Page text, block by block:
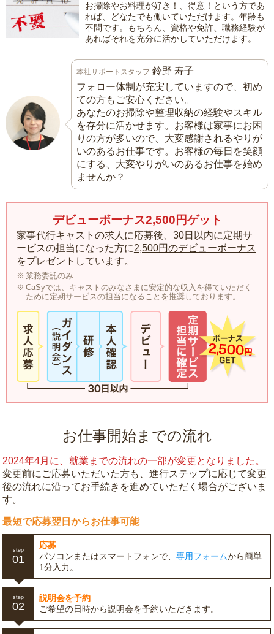
お掃除やお料理が好き！、得意！という方であ
れば、どなたでも働いていただけます。年齢も
不問です。もちろん、資格や免許、職務経験が
あればそれを充分に活かしていただけます。
本社サポートスタッフ 鈴野 寿子
フォロー体制が充実していますので、初め
ての方もご安心ください。
あなたのお掃除や整理収納の経験やスキル
を存分に活かせます。お客様は家事にお困
りの方が多いので、大変感謝されるやりが
いのあるお仕事です。お客様の毎日を笑顔
にする、大変やりがいのあるお仕事を始め
ませんか？
デビューボーナス2,500円ゲット
家事代行キャストの求人に応募後、30日以内に定期サ
ービスの担当になった方に2,500円のデビューボーナス
をプレゼント しています。
業務委託のみ
CaSyでは、キャストのみなさまに安定的な収入を得ていただく
ために定期サービスの担当になることを推奨しております。
お仕事開始までの流れ
2024年4月に、就業までの流れの一部が変更となりました。
変更前にご応募いただいた方も、進行ステップに応じて変更
後の流れに沿ってお手続きを進めていただく場合がございま
す。
最短で応募翌日からお仕事可能
step
01
応募
パソコンまたはスマートフォンで、専用フォームから簡単
1分入力。
step
02
説明会を予約
ご希望の日時から説明会を予約いただきます。